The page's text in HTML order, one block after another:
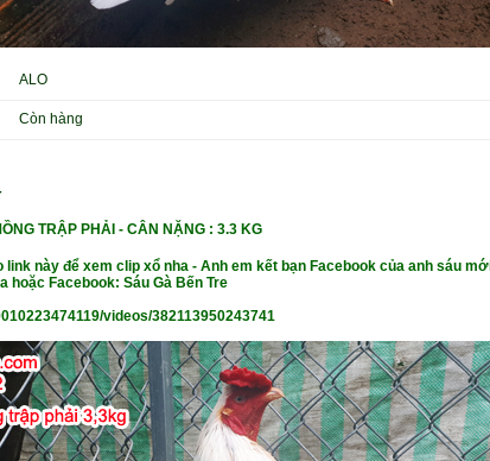
ALO
Còn hàng
TRẬP PHẢI - CÂN NẶNG : 3.3 KG
link này để xem clip xổ nha - Anh em kết bạn Facebook của anh sáu
hoặc Facebook: Sáu Gà Bến Tre
videos/382113950243741